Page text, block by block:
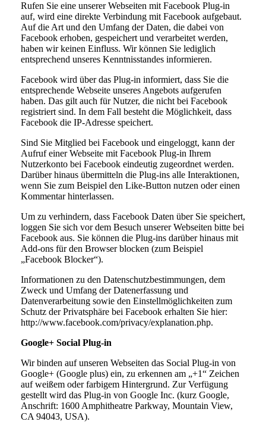
Rufen Sie eine unserer Webseiten mit Facebook Plug-in
auf, wird eine direkte Verbindung mit Facebook aufgebaut.
Auf die Art und den Umfang der Daten, die dabei von
Facebook erhoben, gespeichert und verarbeitet werden,
haben wir keinen Einfluss. Wir können Sie lediglich
entsprechend unseres Kenntnisstandes informieren.
Facebook wird über das Plug-in informiert, dass Sie die
entsprechende Webseite unseres Angebots aufgerufen
haben. Das gilt auch für Nutzer, die nicht bei Facebook
registriert sind. In dem Fall besteht die Möglichkeit, dass
Facebook die IP-Adresse speichert.
Sind Sie Mitglied bei Facebook und eingeloggt, kann der
Aufruf einer Webseite mit Facebook Plug-in Ihrem
Nutzerkonto bei Facebook eindeutig zugeordnet werden.
Darüber hinaus übermitteln die Plug-ins alle Interaktionen,
wenn Sie zum Beispiel den Like-Button nutzen oder einen
Kommentar hinterlassen.
Um zu verhindern, dass Facebook Daten über Sie speichert,
loggen Sie sich vor dem Besuch unserer Webseiten bitte bei
Facebook aus. Sie können die Plug-ins darüber hinaus mit
Add-ons für den Browser blocken (zum Beispiel
„Facebook Blocker“).
Informationen zu den Datenschutzbestimmungen, dem
Zweck und Umfang der Datenerfassung und
Datenverarbeitung sowie den Einstellmöglichkeiten zum
Schutz der Privatsphäre bei Facebook erhalten Sie hier:
http://www.facebook.com/privacy/explanation.php.
Google+ Social Plug-in
Wir binden auf unseren Webseiten das Social Plug-in von
Google+ (Google plus) ein, zu erkennen am „+1“ Zeichen
auf weißem oder farbigem Hintergrund. Zur Verfügung
gestellt wird das Plug-in von Google Inc. (kurz Google,
Anschrift: 1600 Amphitheatre Parkway, Mountain View,
CA 94043, USA).